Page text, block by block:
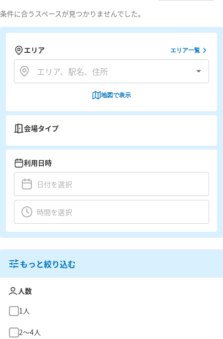
条件に合うスペースが見つかりませんでした。
エリア エリア一覧
地図で表示
会場タイプ
利用日時
もっと絞り込む
人数
1人
2〜4人